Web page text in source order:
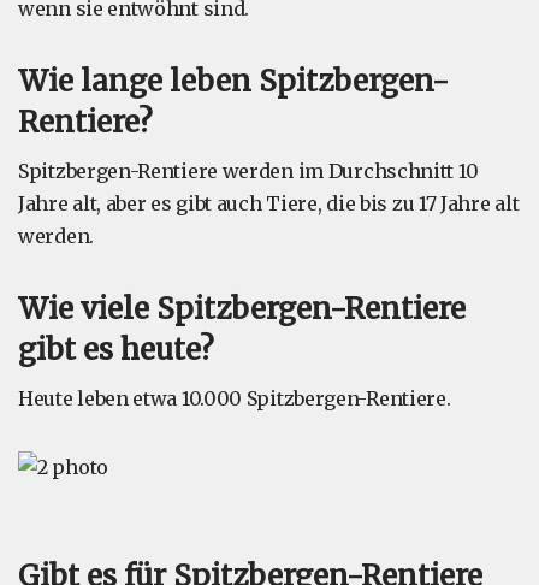
wenn sie entwöhnt sind.
Wie lange leben Spitzbergen-
Rentiere?
Spitzbergen-Rentiere werden im Durchschnitt 10
Jahre alt, aber es gibt auch Tiere, die bis zu 17 Jahre alt
werden.
Wie viele Spitzbergen-Rentiere
gibt es heute?
Heute leben etwa 10.000 Spitzbergen-Rentiere.
Gibt es für Spitzbergen-Rentiere